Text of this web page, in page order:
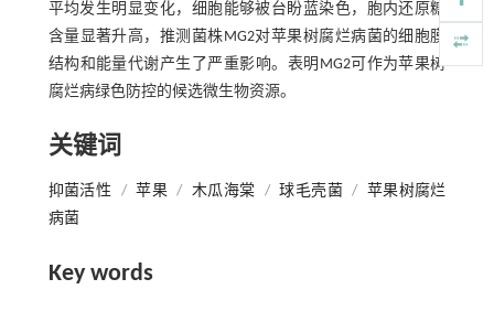
平均发生明显变化，细胞能够被台盼蓝染色，胞内还原糖
含量显著升高，推测菌株MG2对苹果树腐烂病菌的细胞膜
结构和能量代谢产生了严重影响。表明MG2可作为苹果树
腐烂病绿色防控的候选微生物资源。
关键词
抑菌活性 / 苹果 / 木瓜海棠 / 球毛壳菌 / 苹果树腐烂
病菌
Key words